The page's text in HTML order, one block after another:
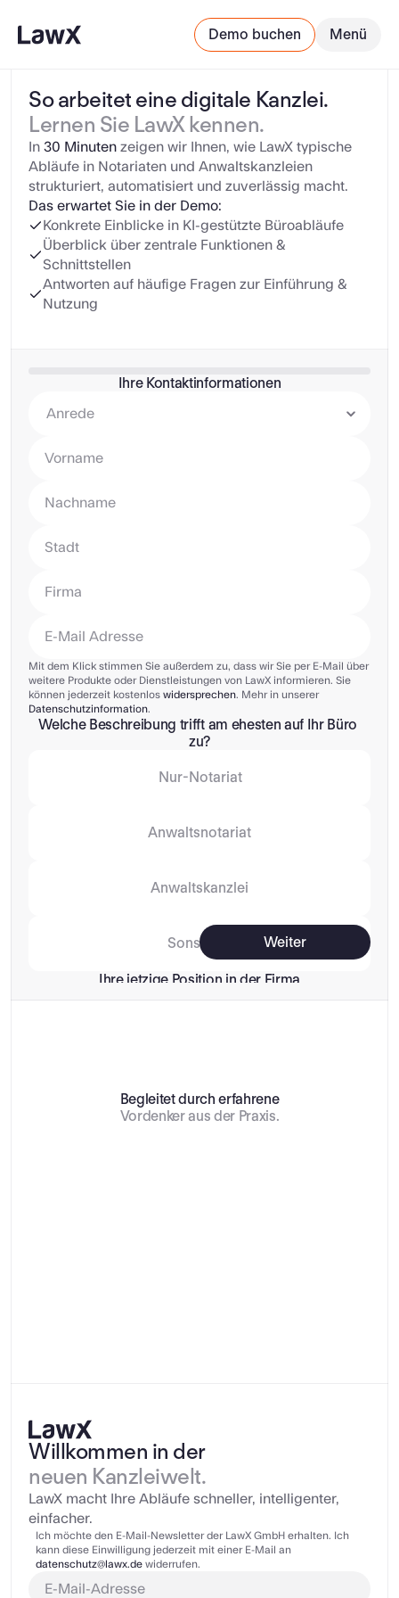
Demo buchen Menü
So arbeitet eine digitale Kanzlei.
Lernen Sie LawX kennen.
In 30 Minuten zeigen wir Ihnen, wie LawX typische
Abläufe in Notariaten und Anwaltskanzleien
strukturiert, automatisiert und zuverlässig macht.
Das erwartet Sie in der Demo:
Konkrete Einblicke in KI-gestützte Büroabläufe
Überblick über zentrale Funktionen &
Schnittstellen
Antworten auf häufige Fragen zur Einführung &
Nutzung
Ihre Kontaktinformationen
Mit dem Klick stimmen Sie außerdem zu, dass wir Sie per E-Mail über
weitere Produkte oder Dienstleistungen von LawX informieren. Sie
können jederzeit kostenlos widersprechen
. Mehr in unserer
Datenschutzinformation.
Welche Beschreibung trifft am ehesten auf Ihr Büro
zu?
Nur-Notariat
Anwaltsnotariat
Anwaltskanzlei
Sonstiges
Ihre jetzige Position in der Firma
IT Berater
Bisher verwendete Kanzleisoftware
RA-MICRO
STP Advoware ArnoTop
ProNotar
Weiter
Begleitet durch erfahrene
Vordenker aus der Praxis.
Willkommen in der
neuen Kanzleiwelt.
LawX macht Ihre Abläufe schneller, intelligenter,
einfacher.
Ich möchte den E-Mail-Newsletter der LawX GmbH erhalten. Ich
datenschutz@lawx.de widerrufen.